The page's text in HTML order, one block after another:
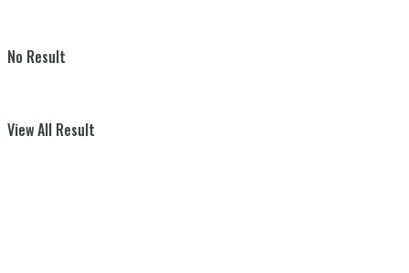
No Result
View All Result